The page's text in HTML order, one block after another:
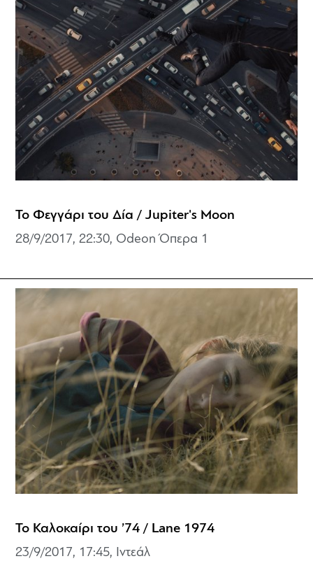
Το Φεγγάρι του Δία / Jupiter's Moon
28/9/2017, 22:30, Odeon Όπερα 1
Το Καλοκαίρι του ’74 / Lane 1974
23/9/2017, 17:45, Ιντεάλ